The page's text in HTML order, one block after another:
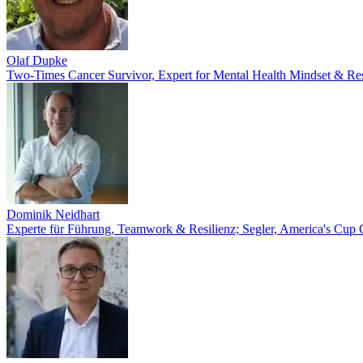
Olaf Dupke
Two-Times Cancer Survivor, Expert for Mental Health Mindset &
Dominik Neidhart
Experte für Führung, Teamwork & Resilienz; Segler, America's Cup